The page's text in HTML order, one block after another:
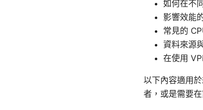
如何在不
影響效能
常見的
資料來源
在使用
以下內容適用
者，或是需要